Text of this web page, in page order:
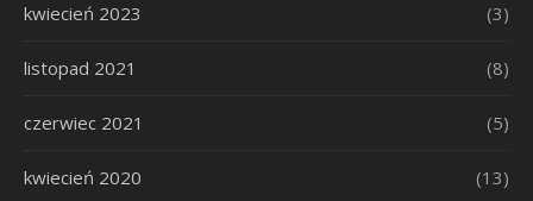
kwiecień 2023 (3)
listopad 2021 (8)
czerwiec 2021 (5)
kwiecień 2020 (13)